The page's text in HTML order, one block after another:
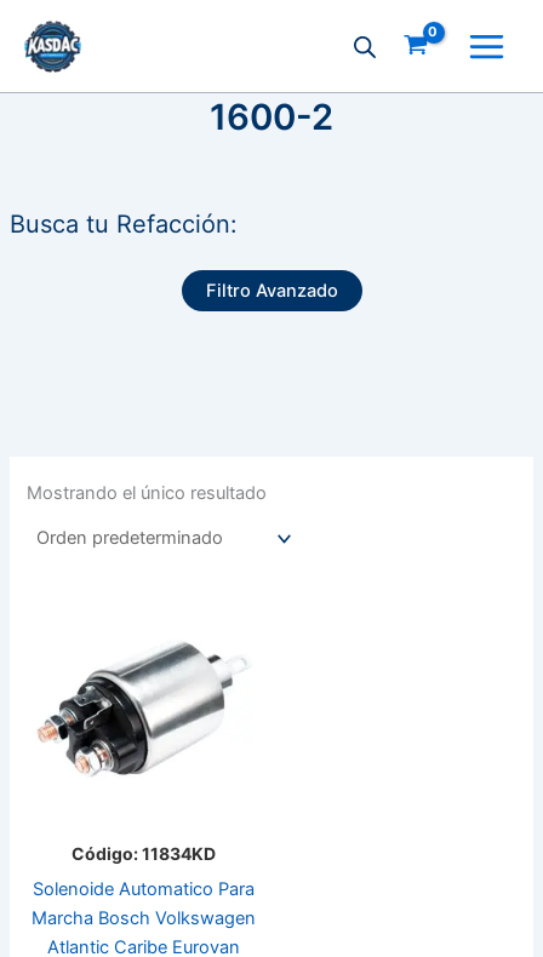
contenido
1600-2
Busca tu Refacción:
Filtro Avanzado
Mostrando el único resultado
Código: 11834KD
Solenoide Automatico Para
Marcha Bosch Volkswagen
Atlantic Caribe Eurovan